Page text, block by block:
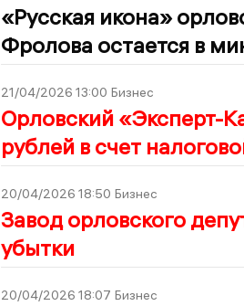
«Русская икона»
Фролова остается в
21/04/2026 13:00 Бизнес
Орловский «Эксперт-
рублей в счет
20/04/2026 18:50 Бизнес
Завод орловского
убытки
20/04/2026 18:07 Бизнес